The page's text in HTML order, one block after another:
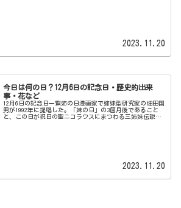
2023.11.20
今日は何の日？12月6日の記念日・歴史的出来
事・花など
12月6日の記念日一覧姉の日漫画家で姉妹型研究家の畑田国
男が1992年に提唱した。「妹の日」の3箇月後であること
と、この日が祝日の聖ニコラウスにまつわる三姉妹伝説か
2023.11.20